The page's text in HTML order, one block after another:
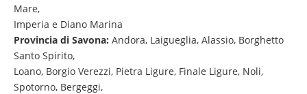
Mare,
Imperia e Diano Marina
Provincia di Savona: Andora, Laigueglia, Alassio, Borghetto
Santo Spirito,
Loano, Borgio Verezzi, Pietra Ligure, Finale Ligure, Noli,
Spotorno, Bergeggi,